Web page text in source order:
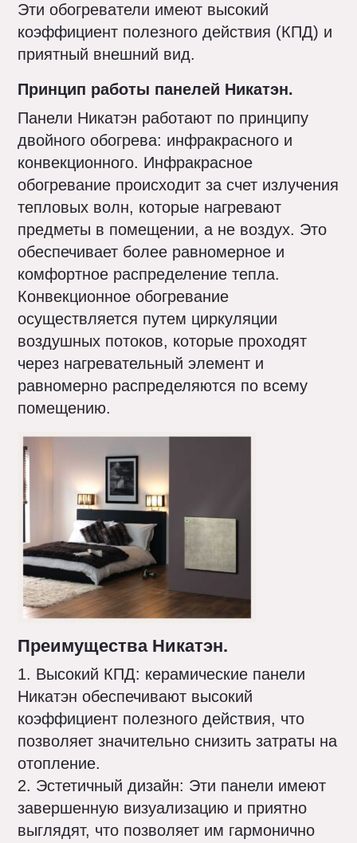
Эти обогреватели имеют высокий
коэффициент полезного действия (КПД) и
приятный внешний вид.
Принцип работы панелей Никатэн.
Панели Никатэн работают по принципу
двойного обогрева: инфракрасного и
конвекционного. Инфракрасное
обогревание происходит за счет излучения
тепловых волн, которые нагревают
предметы в помещении, а не воздух. Это
обеспечивает более равномерное и
комфортное распределение тепла.
Конвекционное обогревание
осуществляется путем циркуляции
воздушных потоков, которые проходят
через нагревательный элемент и
равномерно распределяются по всему
помещению.
Преимущества Никатэн.
1. Высокий КПД: керамические панели
Никатэн обеспечивают высокий
коэффициент полезного действия, что
позволяет значительно снизить затраты на
отопление.
2. Эстетичный дизайн: Эти панели имеют
завершенную визуализацию и приятно
выглядят, что позволяет им гармонично